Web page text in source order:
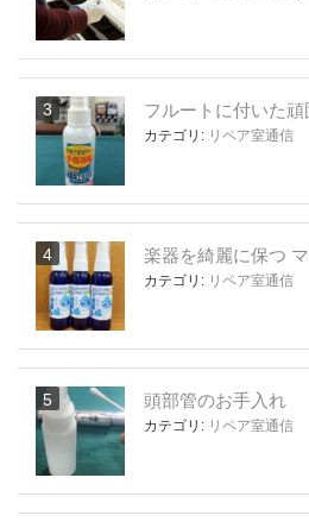
フルートに付いた頑
カテゴリ: リペア室通信
楽器を綺麗に保つ
カテゴリ: リペア室通信
頭部管のお手入れ
カテゴリ: リペア室通信